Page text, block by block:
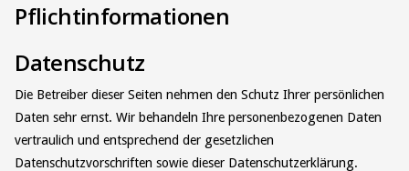
Pflichtinformationen
Datenschutz
Die Betreiber dieser Seiten nehmen den Schutz Ihrer persönlichen
Daten sehr ernst. Wir behandeln Ihre personenbezogenen Daten
vertraulich und entsprechend der gesetzlichen
Datenschutzvorschriften sowie dieser Datenschutzerklärung.